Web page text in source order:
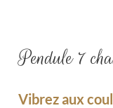
Pendule 7
Vibrez aux